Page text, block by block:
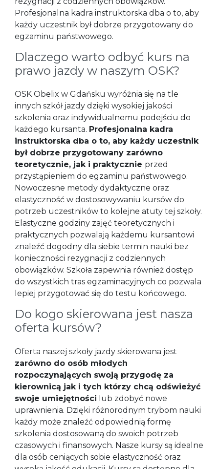
Profesjonalna kadra instruktorska dba o to, aby
każdy uczestnik był dobrze przygotowany do
egzaminu państwowego.
Dlaczego warto odbyć kurs na
prawo jazdy w naszym OSK?
OSK Obelix w Gdańsku wyróżnia się na tle
innych szkół jazdy dzięki wysokiej jakości
szkolenia oraz indywidualnemu podejściu do
każdego kursanta. Profesjonalna kadra
instruktorska dba o to, aby każdy uczestnik
był dobrze przygotowany zarówno
teoretycznie, jak i praktycznie przed
przystąpieniem do egzaminu państwowego.
Nowoczesne metody dydaktyczne oraz
elastyczność w dostosowywaniu kursów do
potrzeb uczestników to kolejne atuty tej szkoły.
Elastyczne godziny zajęć teoretycznych i
praktycznych pozwalają każdemu kursantowi
znaleźć dogodny dla siebie termin nauki bez
konieczności rezygnacji z codziennych
obowiązków. Szkoła zapewnia również dostęp
do wszystkich tras egzaminacyjnych co pozwala
lepiej przygotować się do testu końcowego.
Do kogo skierowana jest nasza
oferta kursów?
Oferta naszej szkoły jazdy skierowana jest
zarówno do osób młodych
rozpoczynających swoją przygodę za
kierownicą jak i tych którzy chcą odświeżyć
swoje umiejętności lub zdobyć nowe
uprawnienia. Dzięki różnorodnym trybom nauki
każdy może znaleźć odpowiednią formę
szkolenia dostosowaną do swoich potrzeb
czasowych i finansowych. Nasze kursy są idealne
dla osób ceniących sobie elastyczność oraz